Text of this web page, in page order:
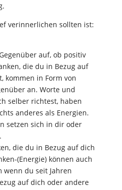
verinnerlichen sollten ist:
auf, ob positiv
die du in Bezug auf
kommen in Form von
an. Worte und
selber richtest, haben
anderes als Energien.
setzen sich in dir oder
die du in Bezug auf dich
(Energie) können auch
wenn du seit Jahren
auf dich oder andere